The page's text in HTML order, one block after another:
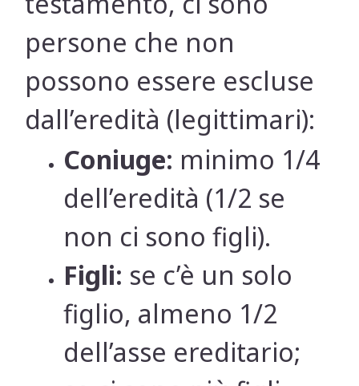
persone che non
possono essere escluse
dall’eredità (legittimari):
Coniuge: minimo 1/4
dell’eredità (1/2 se
non ci sono figli).
Figli: se c’è un solo
figlio, almeno 1/2
dell’asse ereditario;